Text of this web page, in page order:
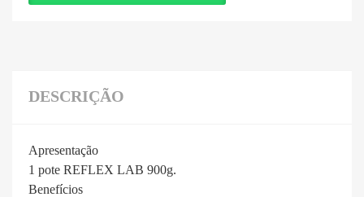
DESCRIÇÃO
Apresentação
1 pote REFLEX LAB 900g.
Benefícios